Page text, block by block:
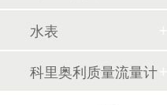
水表
科里奥利质量流量计